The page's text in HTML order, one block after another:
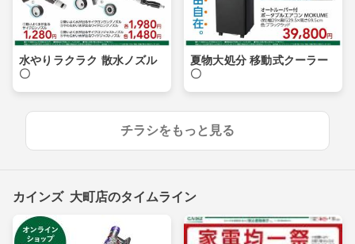
水やりラクラク 散水ノズル
〇
夏物大処分 移動式クーラー
〇
チラシをもっと見る
カインズ 大町店のタイムライン